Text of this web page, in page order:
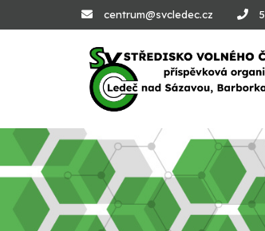
centrum@svcledec.cz